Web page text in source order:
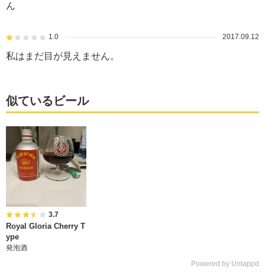
ん
1.0 2017.09.12
私はまだ目が見えません。
似ているビール
3.7
Royal Gloria Cherry T
ype
発泡酒
Powered by Untappd